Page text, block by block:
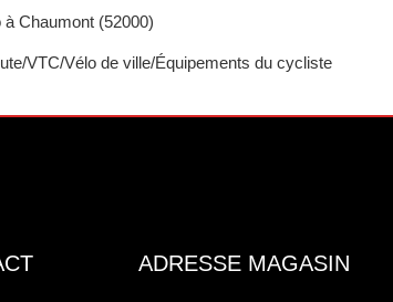
Chaumont (52000)
VTC/Vélo de ville/Équipements du cycliste
ADRESSE MAGASIN